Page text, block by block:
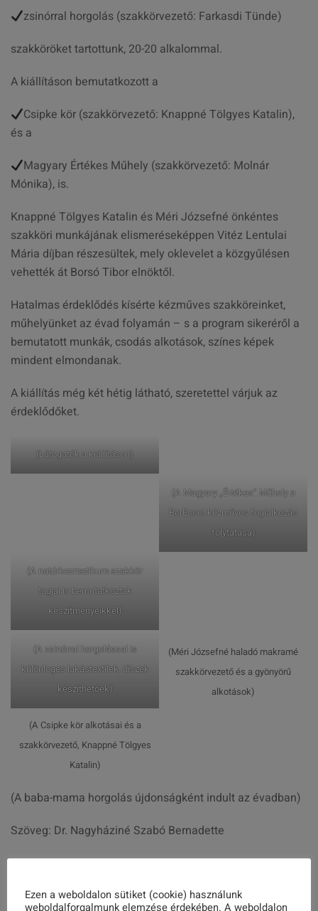
zsinórral horgolás (szakkörvezető: Farkasdi Tünde)
szakköröket tartottunk, 20-20 alkalommal.
A kiállításon bemutatkozott a
Csipke kör (szakkörvezető: Knappné Tölgyes Katalin),
és a
Magyary Értékes Műhely (szakkörvezető: Molnár
Mónika), is.
Knappné Tölgyes Katalin és Méri Józsefné önkéntes
szakköri munkájának elismeréseképpen Vitéz Lentulai
Mária díjban részesültek, mely oklevelet a közgyűlésen
vehették át Borsó Tibor elnöktől.
Hatalmas érdeklődés kísérte kézműves szakköreinket,
műhelyünket az évad folyamán – s a program sikeréről a
bemutatott munkák, csodás alkotások, színes képek
mindent elmondanak.
A kiállítás még két hétig látható, szeretettel várjuk az
érdeklődőket.
(Látogatók a kiállításon)
(A Magyary „Értékes” Műhely a
BorEcset kézműves foglalkozás
folytatása)
(A natúrkozmetikum szakkör
tagjai is bemutatkoztak
készítményeikkel)
(A zsinórral horgolással is
különleges lakástextilek, díszek
készíthetőek)
(Méri Józsefné haladó makramé
szakkörvezető és a gyönyörű
alkotások)
(A Csipke kör alkotásai és a
szakkörvezető, Knappné Tölgyes
Katalin)
(A baba-mama horgolás újdonságként indult az évadban)
Szöveg: Dr. Nagyháziné Szabó Bernadette
Fotók: Vasas Alexandra és Dr. Nagyháziné Szabó
Ezen a weboldalon sütiket (cookie) használunk
weboldalforgalmunk elemzése érdekében. A weboldalon